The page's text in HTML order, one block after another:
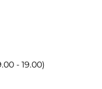
- 19.00)